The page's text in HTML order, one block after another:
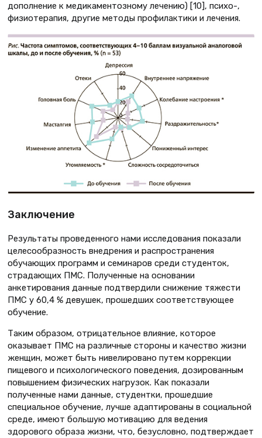
дополнение к медикаментозному лечению) [10], психо-,
физиотерапия, другие методы профилактики и лечения.
Заключение
Результаты проведенного нами исследования показали
целесообразность внедрения и распространения
обучающих программ и семинаров среди студенток,
страдающих ПМС. Полученные на основании
анкетирования данные подтвердили снижение тяжести
ПМС у 60,4 % девушек, прошедших соответствующее
обучение.
Таким образом, отрицательное влияние, которое
оказывает ПМС на различные стороны и качество жизни
женщин, может быть нивелировано путем коррекции
пищевого и психологического поведения, дозированным
повышением физических нагрузок. Как показали
полученные нами данные, студентки, прошедшие
специальное обучение, лучше адаптированы в социальной
среде, имеют большую мотивацию для ведения
здорового образа жизни, что, безусловно, подтверждает